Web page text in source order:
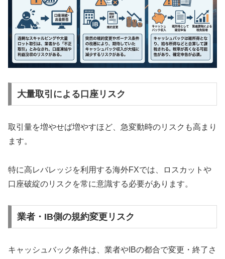
大量取引による口座リスク
取引量を増やせば増やすほど、急変動時のリスクも高まり
ます。
特に高レバレッジを利用する海外FXでは、ロスカットや
口座破綻のリスクを常に意識する必要があります。
業者・IB側の規約変更リスク
キャッシュバック条件は、業者やIBの都合で変更・終了さ